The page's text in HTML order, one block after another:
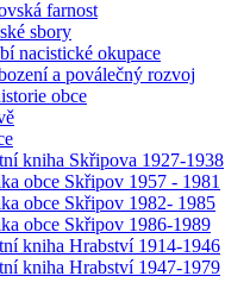
farnost
sbory
nacistické okupace
a poválečný rozvoj
obce
kniha Skřipova 1927-1938
obce Skřipov 1957 - 1981
obce Skřipov 1982- 1985
obce Skřipov 1986-1989
kniha Hrabství 1914-1946
kniha Hrabství 1947-1979